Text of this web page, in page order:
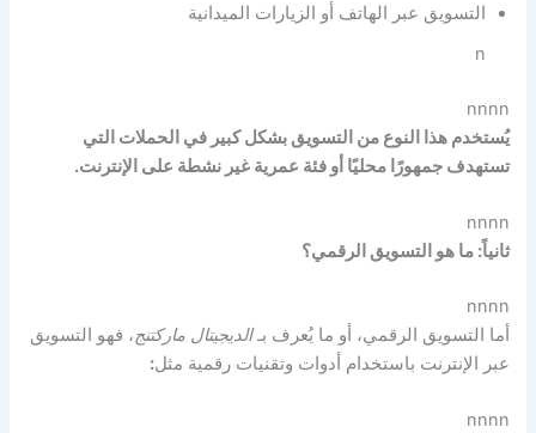
التسويق عبر الهاتف أو الزيارات الميدانية
n
nnnn
يُستخدم هذا النوع من التسويق بشكل كبير في الحملات التي
تستهدف جمهورًا محليًا أو فئة عمرية غير نشطة على الإنترنت.
nnnn
ثانياً: ما هو التسويق الرقمي؟
nnnn
أما التسويق الرقمي، أو ما يُعرف بـالديجيتال ماركتنج، فهو التسويق
عبر الإنترنت باستخدام أدوات وتقنيات رقمية مثل:
nnnn